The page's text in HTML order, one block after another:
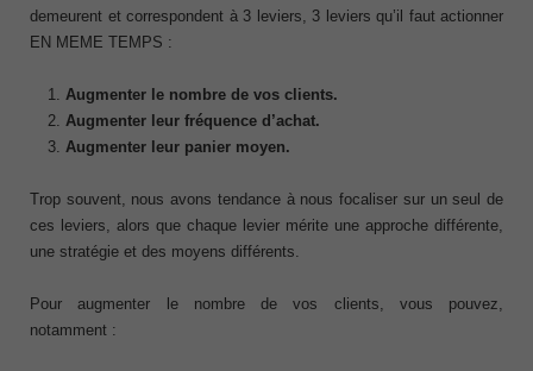
demeurent et correspondent à 3 leviers, 3 leviers qu’il faut actionner
EN MEME TEMPS :
Augmenter le nombre de vos clients.
Augmenter leur fréquence d’achat.
Augmenter leur panier moyen.
Trop souvent, nous avons tendance à nous focaliser sur un seul de
ces leviers, alors que chaque levier mérite une approche différente,
une stratégie et des moyens différents.
Pour augmenter le nombre de vos clients, vous pouvez,
notamment :